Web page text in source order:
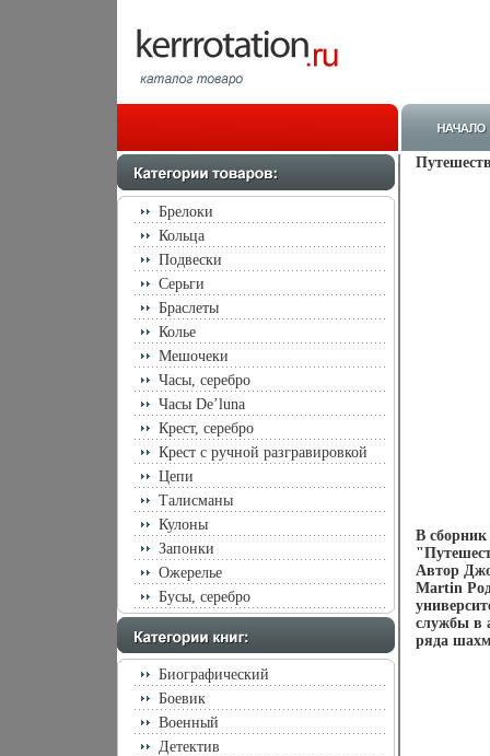
Брелоки
Кольца
Подвески
Серьги
Браслеты
Колье
Мешочеки
Часы, серебро
Часы De’luna
Крест, серебро
Крест с ручной разгравировкой
Цепи
Талисманы
Кулоны
Запонки
Ожерелье
Бусы, серебро
Биографический
Боевик
Военный
Детектив
В
Автор
Martin
службы в
ряда